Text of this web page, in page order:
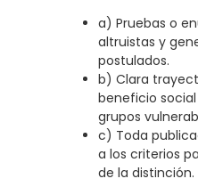
a) Pruebas o
altruistas y
postulados.
b) Clara
beneficio
grupos
c) Toda
a los criterios
de la distinción.